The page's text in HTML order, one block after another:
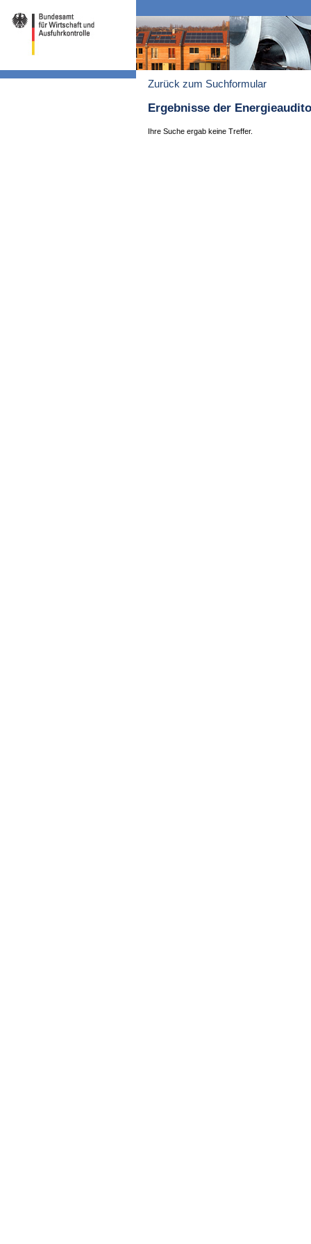
Zurück zum Suchformular
Ergebnisse der
Ihre Suche ergab keine Treffer.